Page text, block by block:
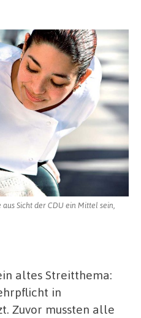
Sicht der CDU ein Mittel sein,
altes Streitthema:
in
Zuvor mussten alle